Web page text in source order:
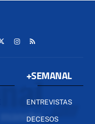
+SEMANAL
ENTREVISTAS
DECESOS